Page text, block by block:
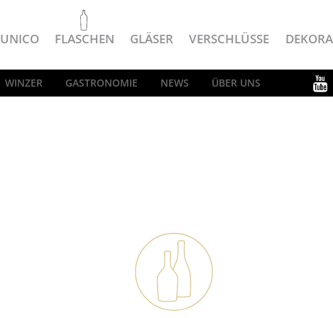
UNICO FLASCHEN GLÄSER VERSCHLÜSSE
WINZER GASTRONOMIE NEWS ÜBER UNS